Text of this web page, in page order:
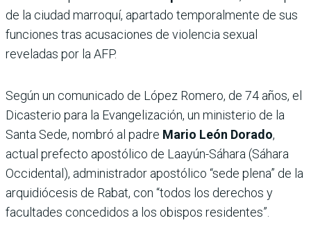
de la ciudad marroquí, apartado temporalmente de sus
funciones tras acusaciones de violencia sexual
reveladas por la AFP.
Según un comunicado de López Romero, de 74 años, el
Dicasterio para la Evangelización, un ministerio de la
Santa Sede, nombró al padre Mario León Dorado,
actual prefecto apostólico de Laayún-Sáhara (Sáhara
Occidental), administrador apostólico “sede plena” de la
arquidiócesis de Rabat, con “todos los derechos y
facultades concedidos a los obispos residentes”.